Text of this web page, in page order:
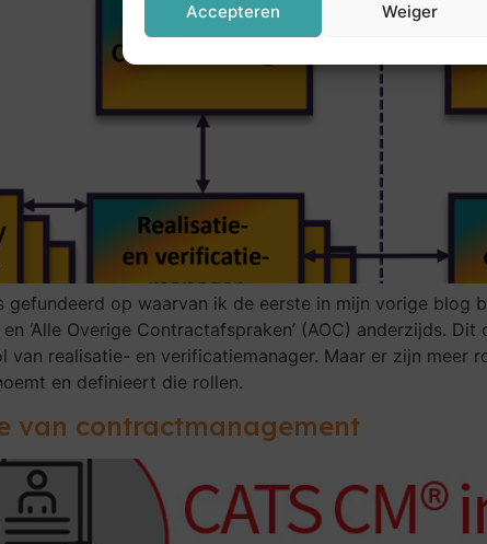
Accepteren Weiger
gefundeerd op waarvan ik de eerste in mijn vorige blog
en ‘Alle Overige Contractafspraken’ (AOC) anderzijds.
van realisatie- en verificatiemanager. Maar er zijn
en definieert die rollen.
van contractmanagement